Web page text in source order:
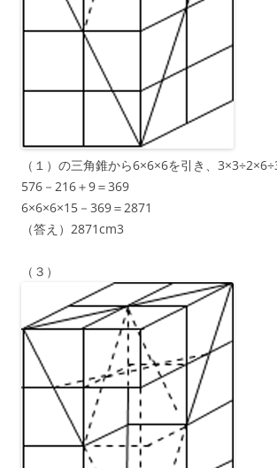
（１）の三角錐から6×6×6を引き、
576－216＋9＝369
6×6×6×15－369＝2871
（答え）2871cm3
（３）